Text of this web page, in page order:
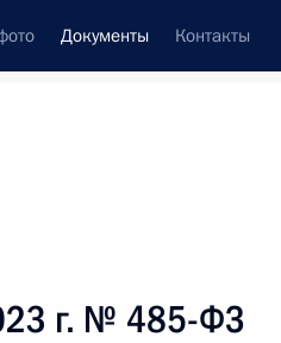
Документы Контакты
г. № 485-ФЗ